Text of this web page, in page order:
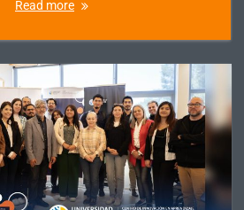
Read more